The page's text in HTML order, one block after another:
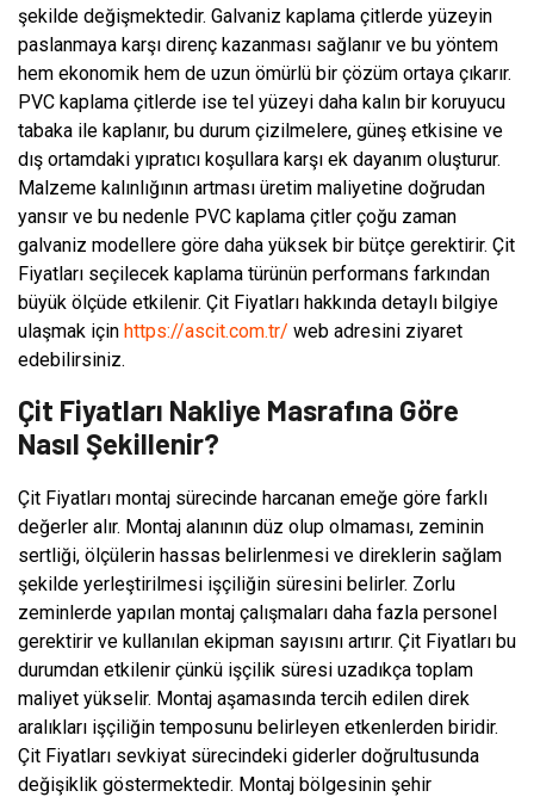
şekilde değişmektedir. Galvaniz kaplama çitlerde yüzeyin
paslanmaya karşı direnç kazanması sağlanır ve bu yöntem
hem ekonomik hem de uzun ömürlü bir çözüm ortaya çıkarır.
PVC kaplama çitlerde ise tel yüzeyi daha kalın bir koruyucu
tabaka ile kaplanır, bu durum çizilmelere, güneş etkisine ve
dış ortamdaki yıpratıcı koşullara karşı ek dayanım oluşturur.
Malzeme kalınlığının artması üretim maliyetine doğrudan
yansır ve bu nedenle PVC kaplama çitler çoğu zaman
galvaniz modellere göre daha yüksek bir bütçe gerektirir. Çit
Fiyatları seçilecek kaplama türünün performans farkından
büyük ölçüde etkilenir. Çit Fiyatları hakkında detaylı bilgiye
ulaşmak için https://ascit.com.tr/ web adresini ziyaret
edebilirsiniz.
Çit Fiyatları Nakliye Masrafına Göre
Nasıl Şekillenir?
Çit Fiyatları montaj sürecinde harcanan emeğe göre farklı
değerler alır. Montaj alanının düz olup olmaması, zeminin
sertliği, ölçülerin hassas belirlenmesi ve direklerin sağlam
şekilde yerleştirilmesi işçiliğin süresini belirler. Zorlu
zeminlerde yapılan montaj çalışmaları daha fazla personel
gerektirir ve kullanılan ekipman sayısını artırır. Çit Fiyatları bu
durumdan etkilenir çünkü işçilik süresi uzadıkça toplam
maliyet yükselir. Montaj aşamasında tercih edilen direk
aralıkları işçiliğin temposunu belirleyen etkenlerden biridir.
Çit Fiyatları sevkiyat sürecindeki giderler doğrultusunda
değişiklik göstermektedir. Montaj bölgesinin şehir